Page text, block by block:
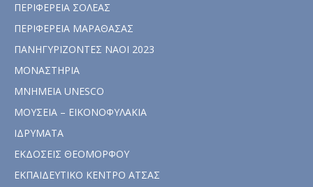
ΠΕΡΙΦΕΡΕΙΑ ΣΟΛΕΑΣ
ΠΕΡΙΦΕΡΕΙΑ ΜΑΡΑΘΑΣΑΣ
ΠΑΝΗΓΥΡΙΖΟΝΤΕΣ ΝΑΟΙ 2023
ΜΟΝΑΣΤΗΡΙΑ
ΜΝΗΜΕΙΑ UNESCO
ΜΟΥΣΕΙΑ – ΕΙΚΟΝΟΦΥΛΑΚΙΑ
ΙΔΡΥΜΑΤΑ
ΕΚΔΟΣΕΙΣ ΘΕΟΜΟΡΦΟΥ
ΕΚΠΑΙΔΕΥΤΙΚΟ ΚΕΝΤΡΟ ΑΤΣΑΣ